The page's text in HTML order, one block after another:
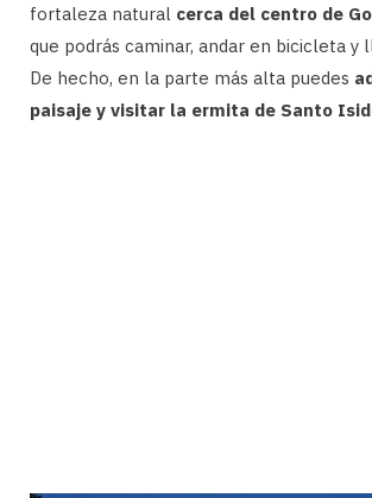
fortaleza natural cerca del centro de
que podrás caminar, andar en bicicleta y
De hecho, en la parte más alta puedes
paisaje y visitar la ermita de Santo